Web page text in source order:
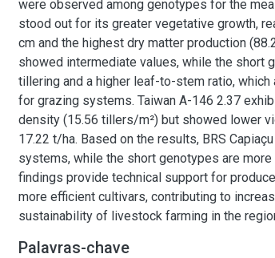
were observed among genotypes for the
stood out for its greater vegetative growth,
cm and the highest dry matter production
showed intermediate values, while the short
tillering and a higher leaf-to-stem ratio,
for grazing systems. Taiwan A-146 2.37
density (15.56 tillers/m²) but showed lower
17.22 t/ha. Based on the results, BRS
systems, while the short genotypes are
findings provide technical support for
more efficient cultivars, contributing to
sustainability of livestock farming in the
Palavras-chave